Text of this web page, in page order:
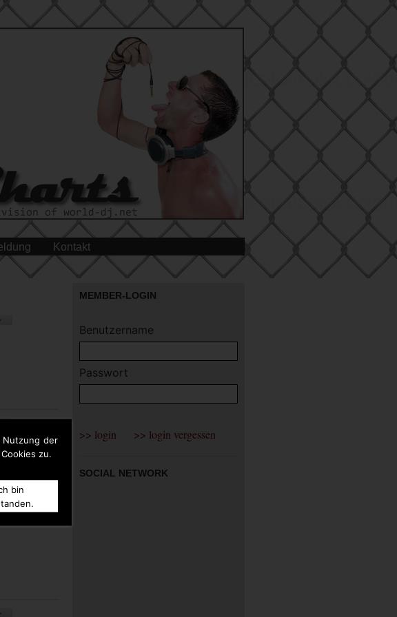
Nutzung der
zu.
bin
Kontakt
MEMBER-LOGIN
Benutzername
Passwort
SOCIAL NETWORK